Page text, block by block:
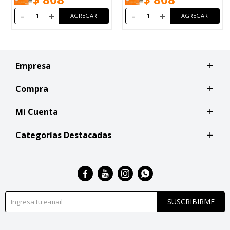
- + - +
Empresa
Compra
Mi Cuenta
Categorías Destacadas
SUSCRIBIRME
   